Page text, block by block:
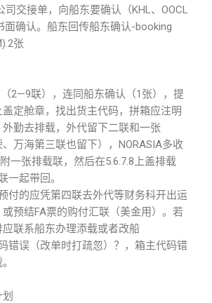
司交接单，向船东要确认（KHL、OOCL
面确认。船东回传船东确认-booking
张
2—9联），连同船东确认（1张），提
定舱章，找出货主代码，拼箱应注明
勤去排载，外代留下二联和一张
万海第三联也留下），NORASIA多收
一张排载联，然后在5.6.7.8上盖排载
一起带回。
付的应凭第四联去外代等财务科开出运
预结FA票的购付汇联（美金用）。若
联系船东办理添载或者改船
错误（改单时打疏忽）？，箱主代码错